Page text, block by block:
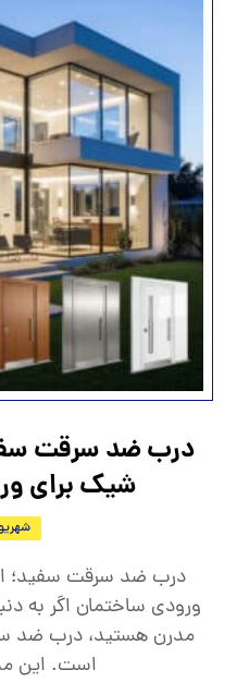
درب ضد سرقت
شیک برای
شهریور
درب ضد سرقت سفید؛
ورودی ساختمان اگر به
مدرن هستید، درب ضد
است. این